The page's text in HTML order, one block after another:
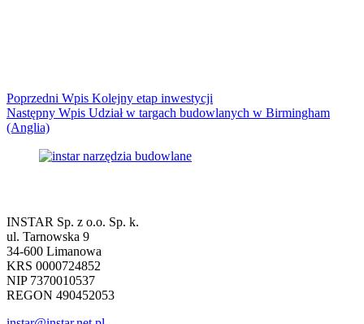
Poprzedni Wpis Kolejny etap inwestycji
Następny Wpis Udział w targach budowlanych w Birmingham
(Anglia)
INSTAR Sp. z o.o. Sp. k.
ul. Tarnowska 9
34-600 Limanowa
KRS 0000724852
NIP 7370010537
REGON 490452053